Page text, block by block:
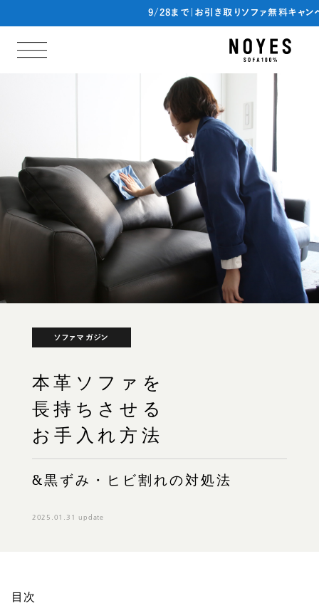
9/28まで|お引き取りソファ無料キャン
ソファマガジン
本革ソファを
長持ちさせる
お手入れ方法
&黒ずみ・ヒビ割れの対処法
2025.01.31 update
目次